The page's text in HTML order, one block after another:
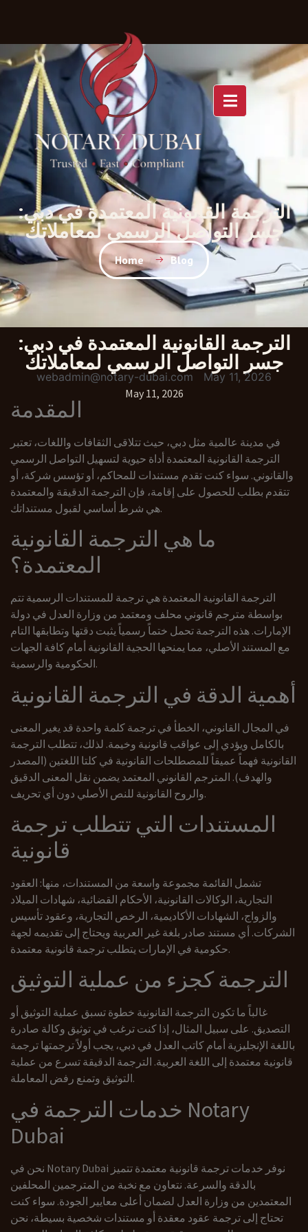
الترجمة القانونية المعتمدة في دبي:
جسر التواصل الرسمي لمعاملاتك
Home Blog
الترجمة القانونية المعتمدة في دبي:
جسر التواصل الرسمي لمعاملاتك
webadmin@notary-dubai.com
May 11, 2026
May 11, 2026
المقدمة
في مدينة عالمية مثل دبي، حيث تتلاقى الثقافات واللغات، تعتبر
الترجمة القانونية المعتمدة أداة حيوية لتسهيل التواصل الرسمي
والقانوني. سواء كنت تقدم مستندات للمحاكم، أو تؤسس شركة، أو
تتقدم بطلب للحصول على إقامة، فإن الترجمة الدقيقة والمعتمدة
هي شرط أساسي لقبول مستنداتك.
ما هي الترجمة القانونية
المعتمدة؟
الترجمة القانونية المعتمدة هي ترجمة للمستندات الرسمية تتم
بواسطة مترجم قانوني محلف ومعتمد من وزارة العدل في دولة
الإمارات. هذه الترجمة تحمل ختماً رسمياً يثبت دقتها وتطابقها التام
مع المستند الأصلي، مما يمنحها الحجية القانونية أمام كافة الجهات
الحكومية والرسمية.
أهمية الدقة في الترجمة القانونية
في المجال القانوني، الخطأ في ترجمة كلمة واحدة قد يغير المعنى
بالكامل ويؤدي إلى عواقب قانونية وخيمة. لذلك، تتطلب الترجمة
القانونية فهماً عميقاً للمصطلحات القانونية في كلتا اللغتين (المصدر
والهدف). المترجم القانوني المعتمد يضمن نقل المعنى الدقيق
والروح القانونية للنص الأصلي دون أي تحريف.
المستندات التي تتطلب ترجمة
قانونية
تشمل القائمة مجموعة واسعة من المستندات، منها: العقود
التجارية، الوكالات القانونية، الأحكام القضائية، شهادات الميلاد
والزواج، الشهادات الأكاديمية، الرخص التجارية، وعقود تأسيس
الشركات. أي مستند صادر بلغة غير العربية ويحتاج إلى تقديمه لجهة
حكومية في الإمارات يتطلب ترجمة قانونية معتمدة.
الترجمة كجزء من عملية التوثيق
غالباً ما تكون الترجمة القانونية خطوة تسبق عملية التوثيق أو
التصديق. على سبيل المثال، إذا كنت ترغب في توثيق وكالة صادرة
باللغة الإنجليزية أمام كاتب العدل في دبي، يجب أولاً ترجمتها ترجمة
قانونية معتمدة إلى اللغة العربية. الترجمة الدقيقة تسرع من عملية
التوثيق وتمنع رفض المعاملة.
خدمات الترجمة في Notary
Dubai
نحن في Notary Dubai نوفر خدمات ترجمة قانونية معتمدة تتميز
بالدقة والسرعة. نتعاون مع نخبة من المترجمين المحلفين
المعتمدين من وزارة العدل لضمان أعلى معايير الجودة. سواء كنت
تحتاج إلى ترجمة عقود معقدة أو مستندات شخصية بسيطة، نحن